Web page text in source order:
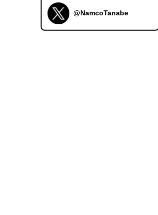
@NamcoTanabe